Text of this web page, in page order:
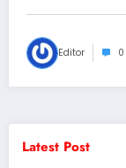
Editor
Latest Post